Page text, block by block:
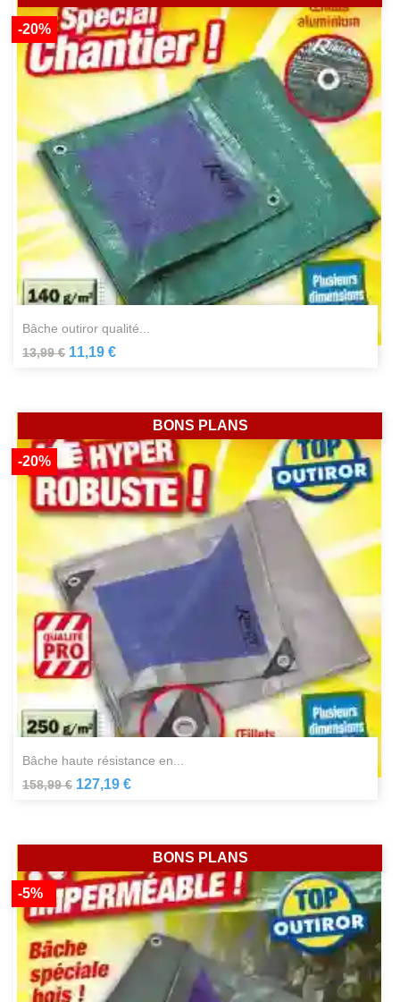
bâche outiror qualité...
13,99 €
-20%
11,19 €
bâche haute résistance en...
158,99 €
-20%
127,19 €
BONS PLANS
-5%
BONS PLANS